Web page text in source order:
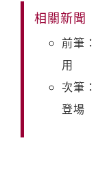
相關新聞
前筆
用
次筆
登場